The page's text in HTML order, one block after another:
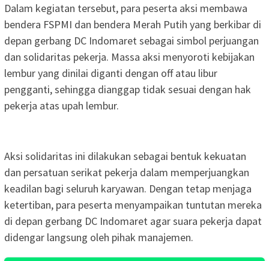
Dalam kegiatan tersebut, para peserta aksi membawa
bendera FSPMI dan bendera Merah Putih yang berkibar di
depan gerbang DC Indomaret sebagai simbol perjuangan
dan solidaritas pekerja. Massa aksi menyoroti kebijakan
lembur yang dinilai diganti dengan off atau libur
pengganti, sehingga dianggap tidak sesuai dengan hak
pekerja atas upah lembur.
Aksi solidaritas ini dilakukan sebagai bentuk kekuatan
dan persatuan serikat pekerja dalam memperjuangkan
keadilan bagi seluruh karyawan. Dengan tetap menjaga
ketertiban, para peserta menyampaikan tuntutan mereka
di depan gerbang DC Indomaret agar suara pekerja dapat
didengar langsung oleh pihak manajemen.